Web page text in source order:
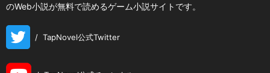
のWeb小説が無料で読めるゲーム小説サイトです。
/ TapNovel公式Twitter